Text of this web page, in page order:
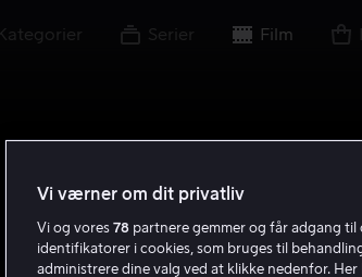
Kategorier Serier Film
Vi værner om dit privatliv
Vi og vores 78 partnere gemmer og får adgang
identifikatorer i cookies, som bruges til
administrere dine valg ved at klikke nedenfor.